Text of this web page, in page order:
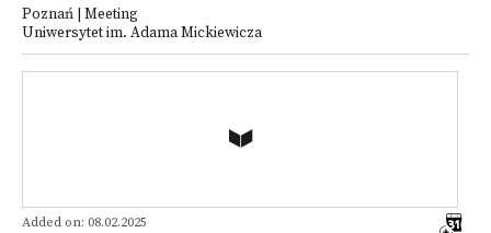
Poznań | Meeting
Uniwersytet im. Adama Mickiewicza
Added on: 08.02.2025